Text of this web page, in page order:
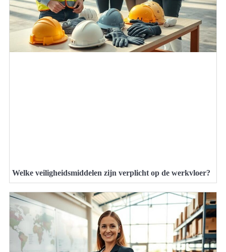
Welke veiligheidsmiddelen zijn verplicht op de werkvloer?